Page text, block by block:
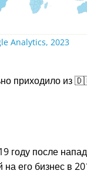
Analytics, 2023
приходило из
году после
его бизнес в